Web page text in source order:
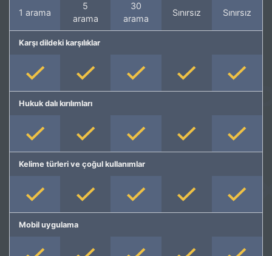
1 arama
5
arama
30
arama
Sınırsız Sınırsız
Karşı dildeki karşılıklar
Hukuk dalı kırılımları
Kelime türleri ve çoğul kullanımlar
Mobil uygulama